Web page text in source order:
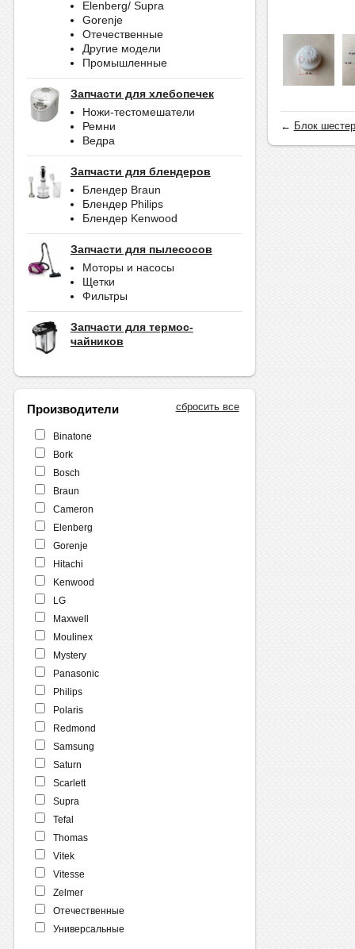
Elenberg/ Supra
Gorenje
Отечественные
Другие модели
Промышленные
Запчасти для хлебопечек
Ножи-тестомешатели
Ремни
Ведра
Запчасти для блендеров
Блендер Braun
Блендер Philips
Блендер Kenwood
Запчасти для пылесосов
Моторы и насосы
Щетки
Фильтры
Запчасти для термос-
чайников
сбросить все
Производители
Binatone
Bork
Bosch
Braun
Cameron
Elenberg
Gorenje
Hitachi
Kenwood
LG
Maxwell
Moulinex
Mystery
Panasonic
Philips
Polaris
Redmond
Samsung
Saturn
Scarlett
Supra
Tefal
Thomas
Vitek
Vitesse
Zelmer
Отечественные
Универсальные
← Блок